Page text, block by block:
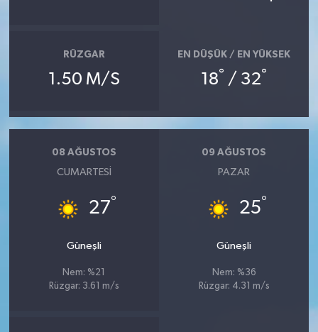
RÜZGAR
1.50 M/S
EN DÜŞÜK / EN YÜKSEK
18° / 32°
08 AĞUSTOS
CUMARTESI
27°
Güneşli
Nem: %21
Rüzgar: 3.61 m/s
09 AĞUSTOS
PAZAR
25°
Güneşli
Nem: %36
Rüzgar: 4.31 m/s